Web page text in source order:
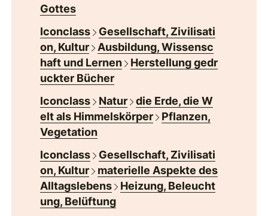
Gottes
Iconclass
Gesellschaft, Zivilisati
on, Kultur
Ausbildung, Wissensc
haft und Lernen
Herstellung gedr
uckter Bücher
Iconclass
Natur
die Erde, die W
elt als Himmelskörper
Pflanzen,
Vegetation
Iconclass
Gesellschaft, Zivilisati
on, Kultur
materielle Aspekte des
Alltagslebens
Heizung, Beleucht
ung, Belüftung